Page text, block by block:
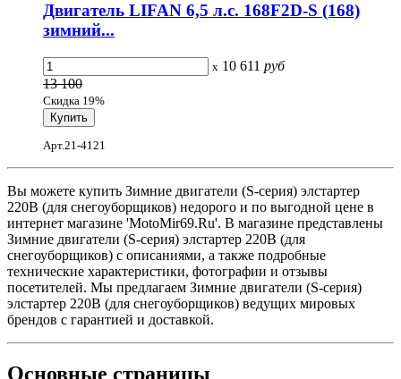
Двигатель LIFAN 6,5 л.с. 168F2D-S (168)
зимний...
x 10 611 руб
13 100
Скидка 19%
Арт.21-4121
Вы можете купить Зимние двигатели (S-серия) элстартер
220В (для снегоуборщиков) недорого и по выгодной цене в
интернет магазине 'MotoMir69.Ru'. В магазине представлены
Зимние двигатели (S-серия) элстартер 220В (для
снегоуборщиков) с описаниями, а также подробные
технические характеристики, фотографии и отзывы
посетителей. Мы предлагаем Зимние двигатели (S-серия)
элстартер 220В (для снегоуборщиков) ведущих мировых
брендов с гарантией и доставкой.
Основные страницы